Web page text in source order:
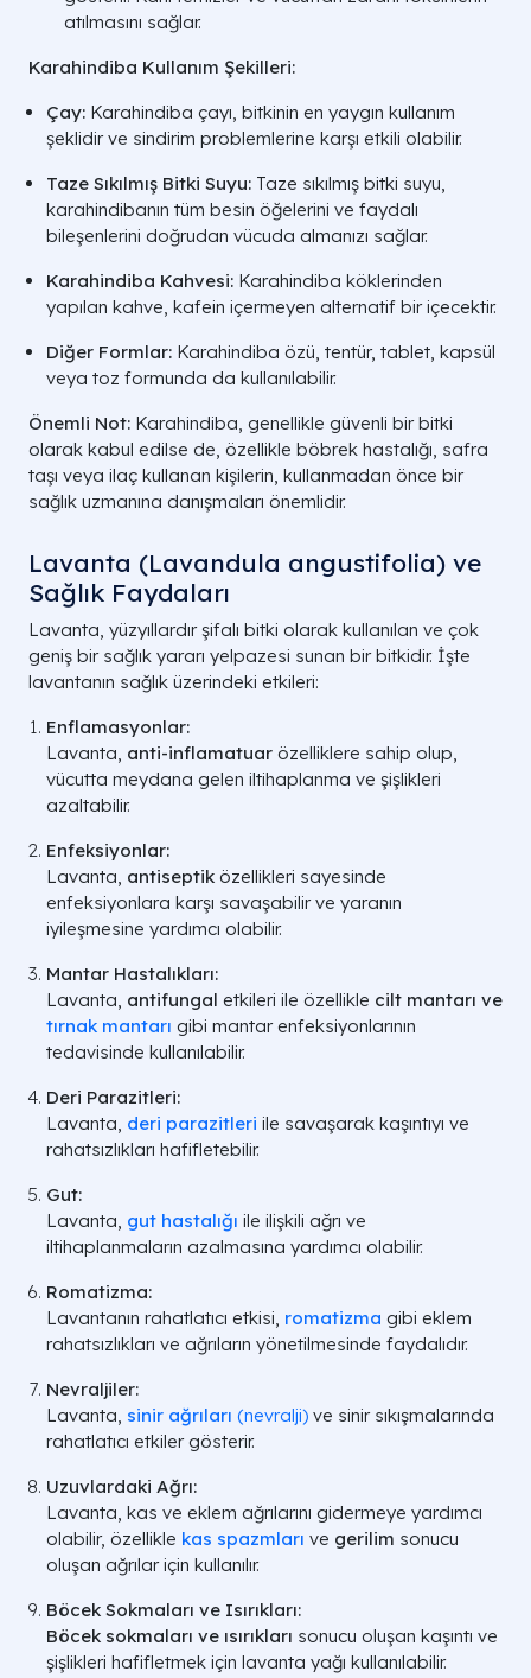
atılmasını sağlar.
Karahindiba Kullanım Şekilleri:
Çay: Karahindiba çayı, bitkinin en yaygın kullanım
şeklidir ve sindirim problemlerine karşı etkili olabilir.
Taze Sıkılmış Bitki Suyu: Taze sıkılmış bitki suyu,
karahindibanın tüm besin öğelerini ve faydalı
bileşenlerini doğrudan vücuda almanızı sağlar.
Karahindiba Kahvesi: Karahindiba köklerinden
yapılan kahve, kafein içermeyen alternatif bir içecektir.
Diğer Formlar: Karahindiba özü, tentür, tablet, kapsül
veya toz formunda da kullanılabilir.
Önemli Not: Karahindiba, genellikle güvenli bir bitki
olarak kabul edilse de, özellikle böbrek hastalığı, safra
taşı veya ilaç kullanan kişilerin, kullanmadan önce bir
sağlık uzmanına danışmaları önemlidir.
Lavanta (Lavandula angustifolia) ve
Sağlık Faydaları
Lavanta, yüzyıllardır şifalı bitki olarak kullanılan ve çok
geniş bir sağlık yararı yelpazesi sunan bir bitkidir. İşte
lavantanın sağlık üzerindeki etkileri:
Enflamasyonlar:
Lavanta, anti-inflamatuar özelliklere sahip olup,
vücutta meydana gelen iltihaplanma ve şişlikleri
azaltabilir.
Enfeksiyonlar:
Lavanta, antiseptik özellikleri sayesinde
enfeksiyonlara karşı savaşabilir ve yaranın
iyileşmesine yardımcı olabilir.
Mantar Hastalıkları:
Lavanta, antifungal etkileri ile özellikle cilt mantarı ve
tırnak mantarı gibi mantar enfeksiyonlarının
tedavisinde kullanılabilir.
Deri Parazitleri:
Lavanta, deri parazitleri ile savaşarak kaşıntıyı ve
rahatsızlıkları hafifletebilir.
Gut:
Lavanta, gut hastalığı ile ilişkili ağrı ve
iltihaplanmaların azalmasına yardımcı olabilir.
Romatizma:
Lavantanın rahatlatıcı etkisi, romatizma gibi eklem
rahatsızlıkları ve ağrıların yönetilmesinde faydalıdır.
Nevraljiler:
Lavanta, sinir ağrıları (nevralji) ve sinir sıkışmalarında
rahatlatıcı etkiler gösterir.
Uzuvlardaki Ağrı:
Lavanta, kas ve eklem ağrılarını gidermeye yardımcı
olabilir, özellikle kas spazmları ve gerilim sonucu
oluşan ağrılar için kullanılır.
Böcek Sokmaları ve Isırıkları:
Böcek sokmaları ve ısırıkları sonucu oluşan kaşıntı ve
şişlikleri hafifletmek için lavanta yağı kullanılabilir.